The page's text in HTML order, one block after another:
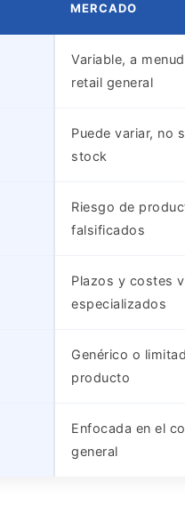
MERCADO
Variable, a
retail general
Puede variar, no
stock
Riesgo de
falsificados
Plazos y costes
especializados
Genérico o
producto
Enfocada en el
general